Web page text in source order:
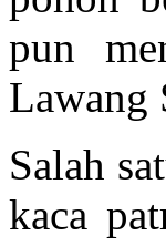
pun
Lawang
Salah
kaca